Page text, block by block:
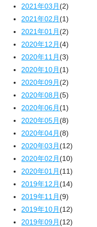
2021年03月(2)
2021年02月(1)
2021年01月(2)
2020年12月(4)
2020年11月(3)
2020年10月(1)
2020年09月(2)
2020年08月(5)
2020年06月(1)
2020年05月(8)
2020年04月(8)
2020年03月(12)
2020年02月(10)
2020年01月(11)
2019年12月(14)
2019年11月(9)
2019年10月(12)
2019年09月(12)